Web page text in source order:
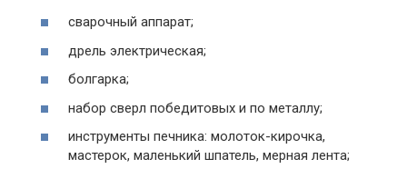
сварочный аппарат;
дрель электрическая;
болгарка;
набор сверл победитовых и по металлу;
инструменты печника: молоток-кирочка,
мастерок, маленький шпатель, мерная лента;